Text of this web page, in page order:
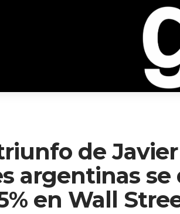
de
argentinas se
en Wall